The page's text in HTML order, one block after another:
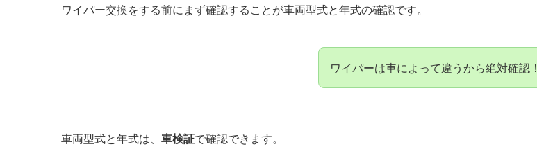
ワイパー交換をする前にまず確認することが車両型式と年式の確認です。
ワイパーは車によって違うから絶対確認！
車両型式と年式は、 車検証で確認できます。